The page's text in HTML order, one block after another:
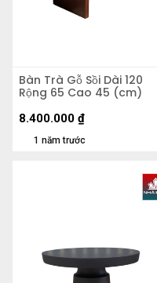
Bàn Trà Gỗ Sồi Dài 120
Rộng 65 Cao 45 (cm)
1 năm trước
8.400.000 ₫